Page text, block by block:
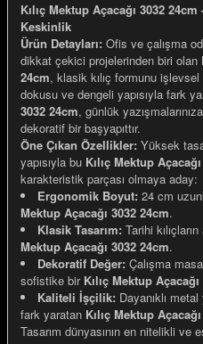
Kılıç Mektup Açacağı 3032
Keskinlik
Ürün Detayları: Ofis ve çalışma
dikkat çekici projelerinden biri olan
24cm, klasik kılıç formunu
dokusu ve dengeli yapısıyla fark
3032 24cm, günlük
dekoratif bir başyapıttır.
Öne Çıkan Özellikler: Yüksek
yapısıyla bu Kılıç Mektup
karakteristik parçası olmaya aday:
Ergonomik Boyut: 24 cm
Mektup Açacağı 3032 24cm.
Klasik Tasarım: Tarihi
Mektup Açacağı 3032 24cm.
Dekoratif Değer: Çalışma
sofistike bir Kılıç Mektup
Kaliteli İşçilik: Dayanıklı
fark yaratan Kılıç Mektup
Tasarım dünyasının en nitelikli ve